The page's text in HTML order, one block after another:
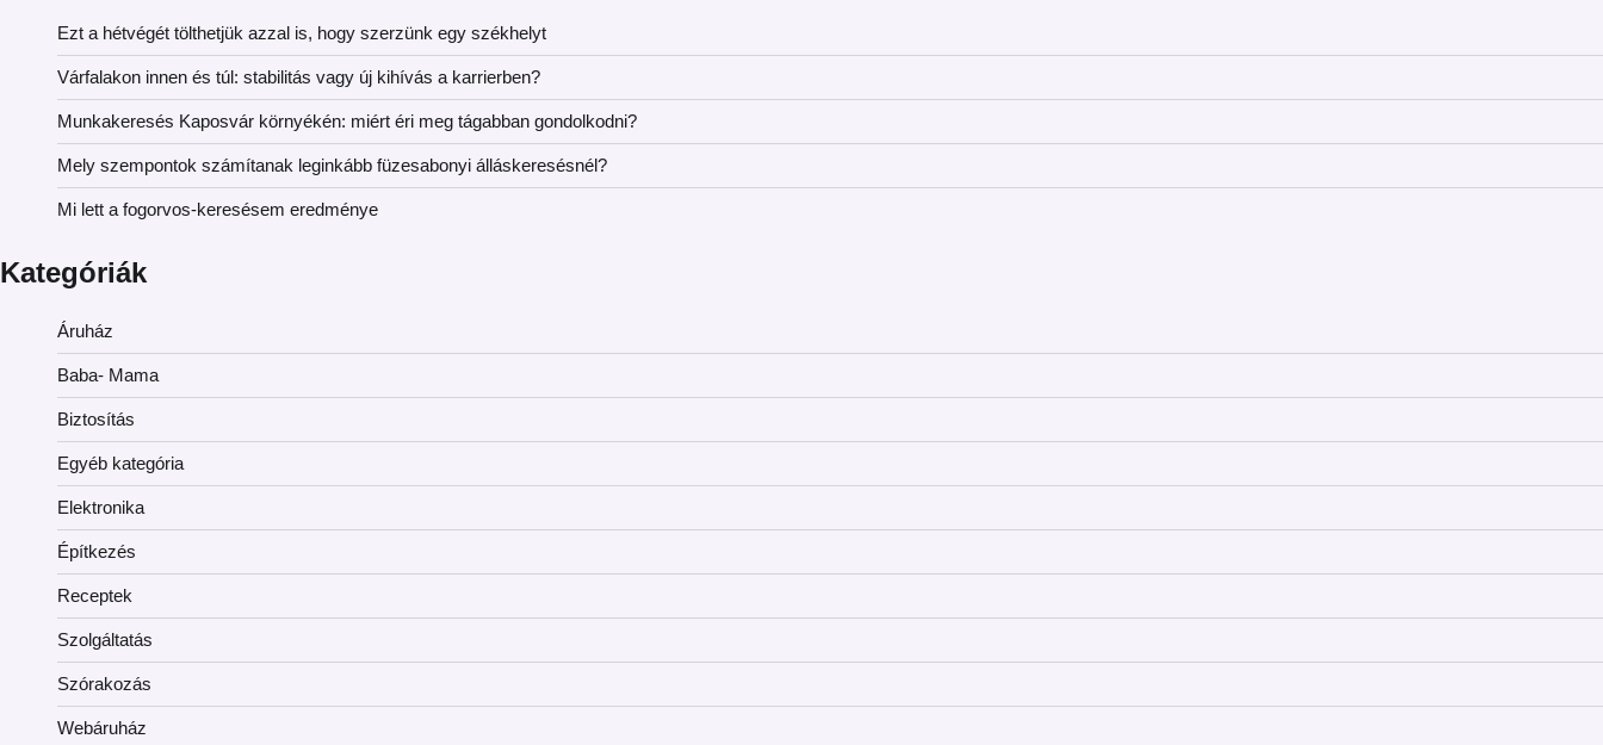
Ezt a hétvégét tölthetjük azzal is, hogy szerzünk egy székhelyt
Várfalakon innen és túl: stabilitás vagy új kihívás a karrierben?
Munkakeresés Kaposvár környékén: miért éri meg tágabban gondolkodni?
Mely szempontok számítanak leginkább füzesabonyi álláskeresésnél?
Mi lett a fogorvos-keresésem eredménye
Kategóriák
Áruház
Baba- Mama
Biztosítás
Egyéb kategória
Elektronika
Építkezés
Receptek
Szolgáltatás
Szórakozás
Webáruház